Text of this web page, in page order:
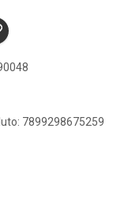
7899298675259